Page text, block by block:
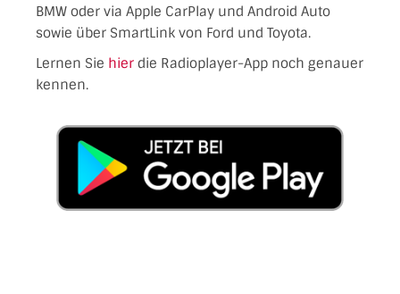
BMW oder via Apple CarPlay und Android Auto
sowie über SmartLink von Ford und Toyota.
Lernen Sie hier die Radioplayer-App noch genauer
kennen.